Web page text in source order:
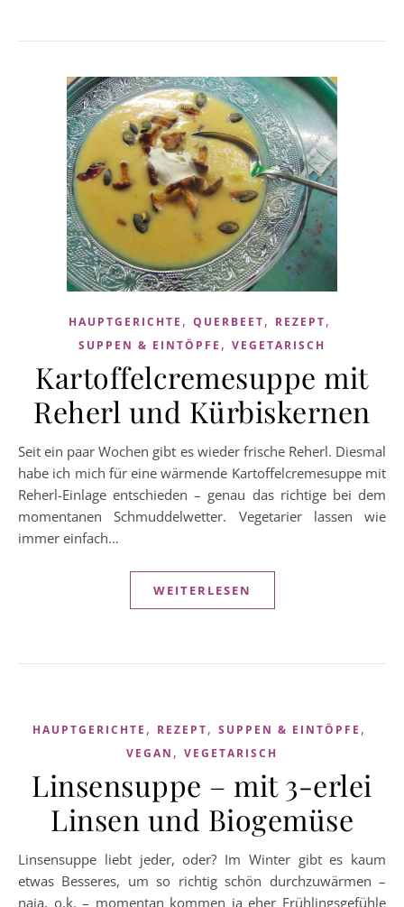
HAUPTGERICHTE , QUERBEET, REZEPT,
SUPPEN & EINTÖPFE , VEGETARISCH
Kartoffelcremesuppe mit
Reherl und Kürbiskernen
Seit ein paar Wochen gibt es wieder frische Reherl. Diesmal
habe ich mich für eine wärmende Kartoffelcremesuppe mit
Reherl-Einlage entschieden – genau das richtige bei dem
momentanen Schmuddelwetter. Vegetarier lassen wie
immer einfach…
WEITERLESEN
HAUPTGERICHTE , REZEPT, SUPPEN & EINTÖPFE ,
VEGAN , VEGETARISCH
Linsensuppe – mit 3-erlei
Linsen und Biogemüse
Linsensuppe liebt jeder, oder? Im Winter gibt es kaum
etwas Besseres, um so richtig schön durchzuwärmen –
naja, o.k. – momentan kommen ja eher Frühlingsgefühle